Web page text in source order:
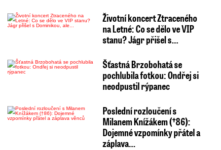
Životní koncert Ztraceného
na Letné: Co se dělo ve VIP
stanu? Jágr přišel s…
Šťastná Brzobohatá se
pochlubila fotkou: Ondřej si
neodpustil rýpanec
Poslední rozloučení s
Milanem Knížákem (†86):
Dojemné vzpomínky přátel a
záplava…